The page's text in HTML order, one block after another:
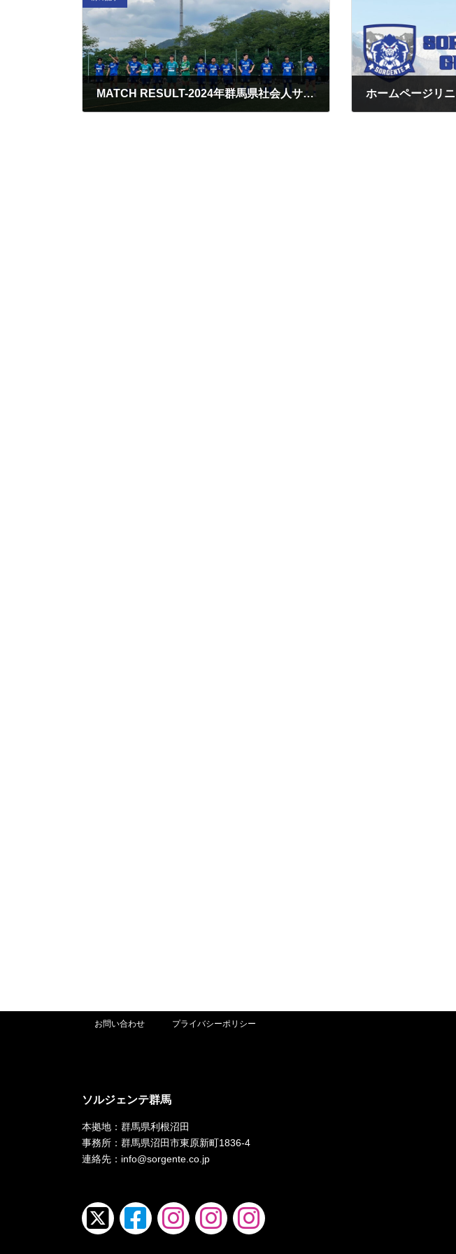
MATCH RESULT-2024年群馬県社会人サッカーリーグ3部Aブロック第4節 ホームページリ
お問い合わせ プライバシーポリシー
ソルジェンテ群馬
本拠地：群馬県利根沼田
事務所：群馬県沼田市東原新町1836-4
連絡先：info@sorgente.co.jp